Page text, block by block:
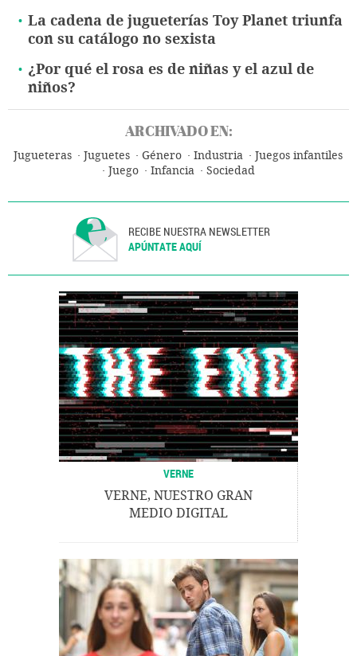
La cadena de jugueterías Toy Planet triunfa
con su catálogo no sexista
¿Por qué el rosa es de niñas y el azul de
niños?
ARCHIVADO EN:
Jugueteras Juguetes Género Industria
Juegos infantiles
Juego
Infancia Sociedad
RECIBE NUESTRA NEWSLETTER
APÚNTATE AQUÍ
VERNE
VERNE, NUESTRO GRAN
MEDIO DIGITAL